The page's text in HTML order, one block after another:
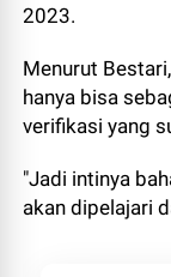
2023.
Menurut
hanya bisa
verifikasi yang
"Jadi intinya
akan dipelajari